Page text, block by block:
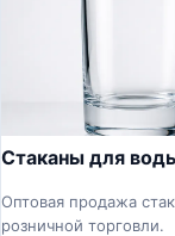
Стаканы для
Оптовая продажа
розничной торговли.